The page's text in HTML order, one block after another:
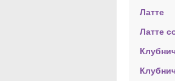
Латте
Латте